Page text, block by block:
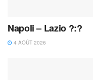
Napoli – Lazio ?:?
4 AOÛT 2026